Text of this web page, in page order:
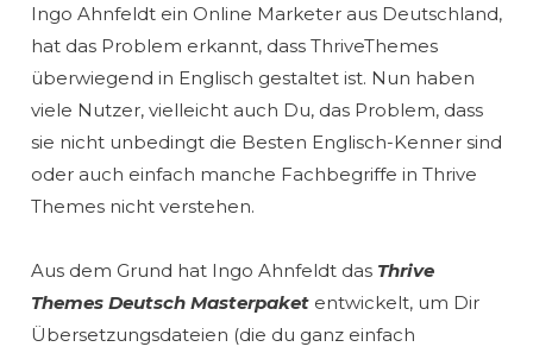
Ingo Ahnfeldt ein Online Marketer aus Deutschland,
hat das Problem erkannt, dass ThriveThemes
überwiegend in Englisch gestaltet ist. Nun haben
viele Nutzer, vielleicht auch Du, das Problem, dass
sie nicht unbedingt die Besten Englisch-Kenner sind
oder auch einfach manche Fachbegriffe in Thrive
Themes nicht verstehen.
Aus dem Grund hat Ingo Ahnfeldt das Thrive
Themes Deutsch Masterpaket entwickelt, um Dir
Übersetzungsdateien (die du ganz einfach